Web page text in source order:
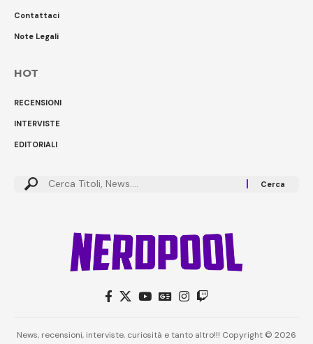
Contattaci
Note Legali
HOT
RECENSIONI
INTERVISTE
EDITORIALI
News, recensioni, interviste, curiosità e tanto altro!!! Copyright © 2026